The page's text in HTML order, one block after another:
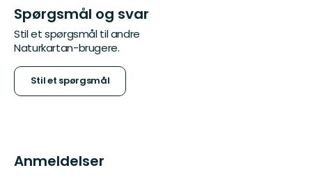
Spørgsmål og svar
Stil et spørgsmål til andre
Naturkartan-brugere.
Stil et spørgsmål
Anmeldelser